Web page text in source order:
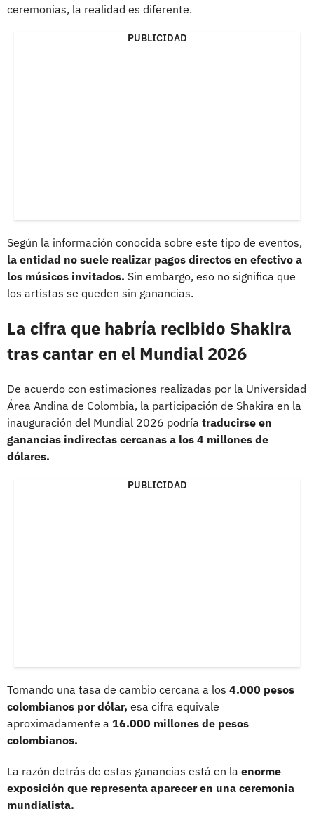
ceremonias, la realidad es diferente.
PUBLICIDAD
Según la información conocida sobre este tipo de eventos,
la entidad no suele realizar pagos directos en efectivo a
los músicos invitados. Sin embargo, eso no significa que
los artistas se queden sin ganancias.
La cifra que habría recibido Shakira
tras cantar en el Mundial 2026
De acuerdo con estimaciones realizadas por la Universidad
Área Andina de Colombia, la participación de Shakira en la
inauguración del Mundial 2026 podría traducirse en
ganancias indirectas cercanas a los 4 millones de
dólares.
PUBLICIDAD
Tomando una tasa de cambio cercana a los 4.000 pesos
colombianos por dólar, esa cifra equivale
aproximadamente a 16.000 millones de pesos
colombianos.
La razón detrás de estas ganancias está en la enorme
exposición que representa aparecer en una ceremonia
mundialista.